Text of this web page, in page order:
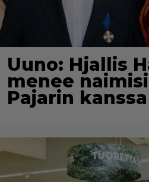
Uuno: Hjallis
menee
Pajarin kanssa